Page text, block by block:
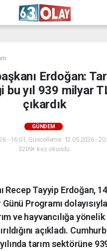
Erdoğan:
bu yıl 939 milyar
çıkardık
GÜNDEM
- 16:01, Güncelleme: 12.05.2026 -
3209+ kez okundu.
Recep Tayyip Erdoğan,
Programı dolayısıyla
ve hayvancılığa yönelik
açıkladı.
tarım sektörüne